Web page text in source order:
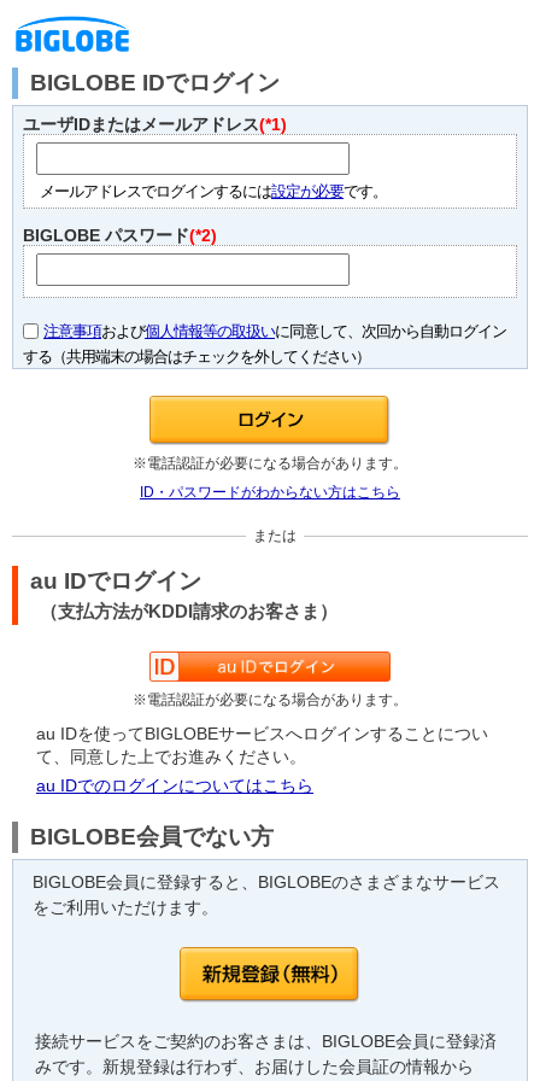
BIGLOBE IDでログイン
ユーザIDまたはメールアドレス(*1)
メールアドレスでログインするには設定が必要です。
BIGLOBE パスワード(*2)
注意事項および個人情報等の取扱いに同意して、次回から自動ログイン
する（共用端末の場合はチェックを外してください）
※電話認証が必要になる場合があります。
ID・パスワードがわからない方はこちら
または
au IDでログイン
（支払方法がKDDI請求のお客さま）
※電話認証が必要になる場合があります。
au IDを使ってBIGLOBEサービスへログインすることについ
て、同意した上でお進みください。
au IDでのログインについてはこちら
BIGLOBE会員でない方
BIGLOBE会員に登録すると、BIGLOBEのさまざまなサービス
をご利用いただけます。
接続サービスをご契約のお客さまは、BIGLOBE会員に登録済
みです。新規登録は行わず、お届けした会員証の情報から